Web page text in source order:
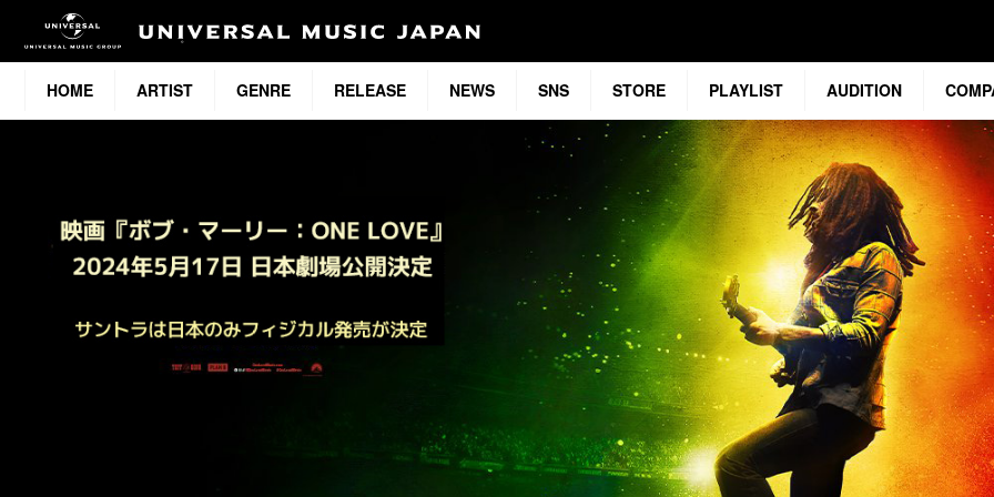
HOME ARTIST GENRE RELEASE NEWS SNS STORE PLAYLIST AUDITION